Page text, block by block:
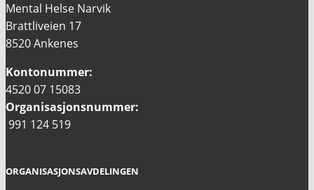
Mental Helse Narvik
Brattliveien 17
8520 Ankenes
Kontonummer:
4520 07 15083
Organisasjonsnummer:
991 124 519
ORGANISASJONSAVDELINGEN